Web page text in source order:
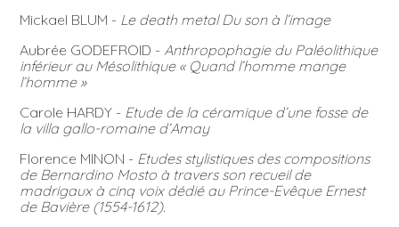
Mickael BLUM - Le death metal Du son à l’image
Aubrée GODEFROID - Anthropophagie du Paléolithique
inférieur au Mésolithique « Quand l’homme mange
l’homme »
Carole HARDY - Etude de la céramique d’une fosse de
la villa gallo-romaine d’Amay
Florence MINON - Etudes stylistiques des compositions
de Bernardino Mosto à travers son recueil de
madrigaux à cinq voix dédié au Prince-Evêque Ernest
de Bavière (1554-1612).